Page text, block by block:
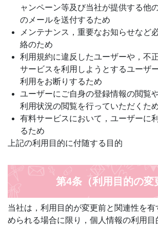
ャンペーン等及び当社が提供する他
のメールを送付するため
メンテナンス，重要なお知らせなど
絡のため
利用規約に違反したユーザーや，不
サービスを利用しようとするユーザ
利用をお断りするため
ユーザーにご自身の登録情報の閲覧
利用状況の閲覧を行っていただくた
有料サービスにおいて，ユーザーに
るため
上記の利用目的に付随する目的
第4条（利用目的の変
当社は，利用目的が変更前と関連性を
められる場合に限り，個人情報の利用